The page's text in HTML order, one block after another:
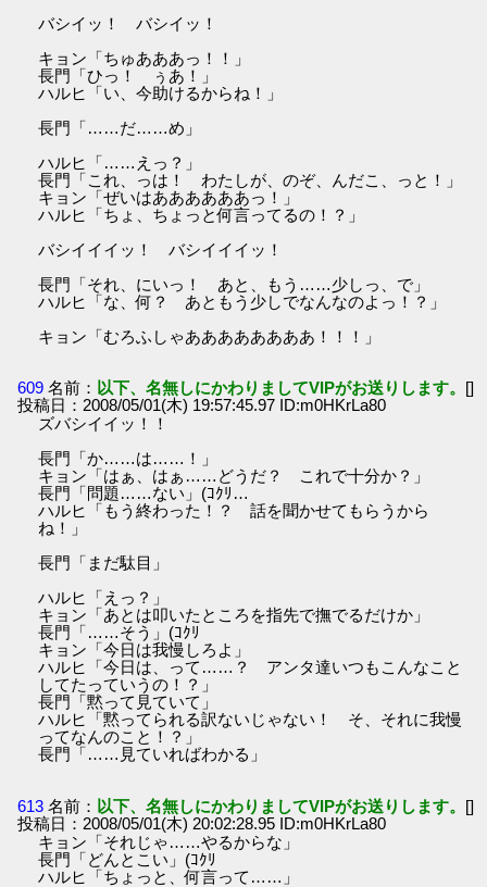
バシイッ！ バシイッ！
キョン「ちゅあああっ！！」
長門「ひっ！ ぅあ！」
ハルヒ「い、今助けるからね！」
長門「……だ……め」
ハルヒ「……えっ？」
長門「これ、っは！ わたしが、のぞ、んだこ、っと！」
キョン「ぜいはああああああっ！」
ハルヒ「ちょ、ちょっと何言ってるの！？」
バシイイイッ！ バシイイイッ！
長門「それ、にいっ！ あと、もう……少しっ、で」
ハルヒ「な、何？ あともう少しでなんなのよっ！？」
キョン「むろふしゃああああああああ！！！」
609 名前： 以下、名無しにかわりましてVIPがお送りします。 []
投稿日：2008/05/01(木) 19:57:45.97 ID:m0HKrLa80
ズバシイイッ！！
長門「か……は……！」
キョン「はぁ、はぁ……どうだ？ これで十分か？」
長門「問題……ない」(ｺｸﾘ…
ハルヒ「もう終わった！？ 話を聞かせてもらうから
ね！」
長門「まだ駄目」
ハルヒ「えっ？」
キョン「あとは叩いたところを指先で撫でるだけか」
長門「……そう」(ｺｸﾘ
キョン「今日は我慢しろよ」
ハルヒ「今日は、って……？ アンタ達いつもこんなこと
してたっていうの！？」
長門「黙って見ていて」
ハルヒ「黙ってられる訳ないじゃない！ そ、それに我慢
ってなんのこと！？」
長門「……見ていればわかる」
613 名前： 以下、名無しにかわりましてVIPがお送りします。 []
投稿日：2008/05/01(木) 20:02:28.95 ID:m0HKrLa80
キョン「それじゃ……やるからな」
長門「どんとこい」(ｺｸﾘ
ハルヒ「ちょっと、何言って……」